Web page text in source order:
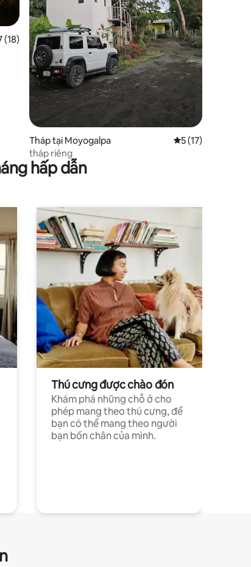
trung bình 4,67/5, 18 đánh giá
(18)
Tháp tại Moyogalpa Xếp hạng trung
5 (17)
tháp riêng
hấp dẫn
Thú cưng được chào đón
Khám phá những chỗ ở cho
phép mang theo thú cưng, để
bạn có thể mang theo người
bạn bốn chân của mình.